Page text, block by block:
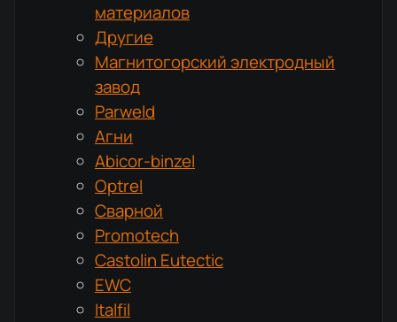
материалов
Другие
Магнитогорский электродный
завод
Parweld
Агни
Abicor-binzel
Optrel
Сварной
Promotech
Castolin Eutectic
EWC
Italfil